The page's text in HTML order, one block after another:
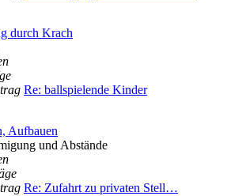
durch Krach
Re: ballspielende Kinder
Aufbauen
und Abstände
Re: Zufahrt zu privaten Stell…